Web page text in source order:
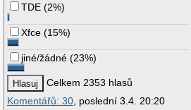
TDE (2%)
Xfce (15%)
jiné/žádné (23%)
Celkem 2353 hlasů
Komentářů: 30 , poslední 3.4. 20:20